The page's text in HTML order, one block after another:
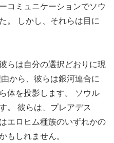
コミュニケーションでソウ
。 しかし、それらは目に
らは自分の選択どおりに現
から、彼らは銀河連合に
体を投影します。 ソウル
。 彼らは、プレアデス
エロヒム種族のいずれかの
もしれません。